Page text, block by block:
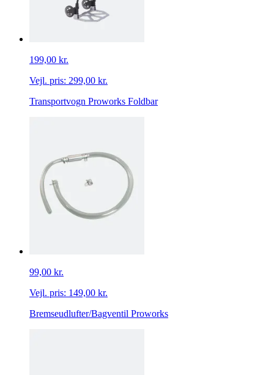
199,00 kr.
Vejl. pris: 299,00 kr.
Transportvogn Proworks Foldbar
99,00 kr.
Vejl. pris: 149,00 kr.
Bremseudlufter/Bagventil Proworks